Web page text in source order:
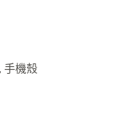
,手機殼